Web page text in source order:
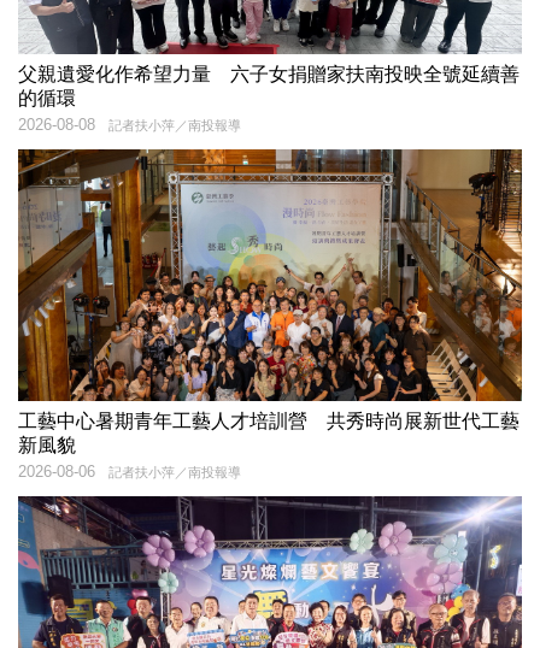
父親遺愛化作希望力量 六子女捐贈家扶南投映全號延續善
的循環
記者扶小萍／南投報導
2026-08-08
工藝中心暑期青年工藝人才培訓營 共秀時尚展新世代工藝
新風貌
記者扶小萍／南投報導
2026-08-06